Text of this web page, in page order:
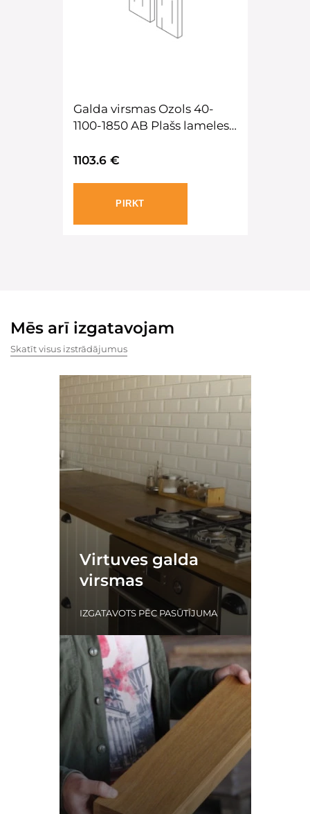
Galda virsmas Ozols 40-
1100-1850 AB Plašs lameles,
1103.6 €
PIRKT
Mēs arī izgatavojam
Skatīt visus izstrādājumus
Virtuves galda
virsmas
IZGATAVOTS PĒC PASŪTĪJUMA